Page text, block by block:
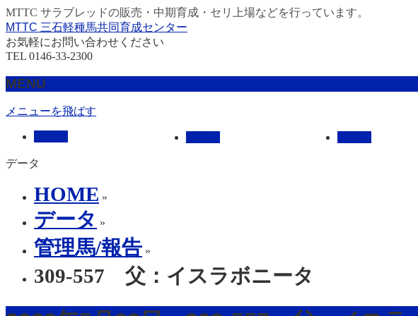
MTTC サラブレッドの販売・中期育成・セリ上場などを行っています。
MTTC 三石軽種馬共同育成センター
お気軽にお問い合わせください
TEL 0146-33-2300
MENU
メニューを飛ばす
データ
HOME »
データ »
管理馬/報告 »
309-557 父：イスラボニータ